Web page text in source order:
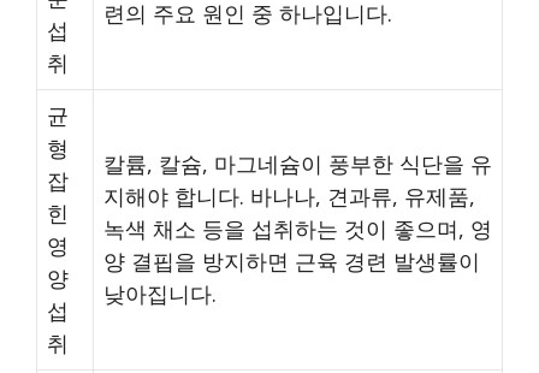
섭
취
련의 주요 원인 중 하나입니다.
균
형
잡
힌
영
양
섭
취
칼륨, 칼슘, 마그네슘이 풍부한 식단을 유
지해야 합니다. 바나나, 견과류, 유제품,
녹색 채소 등을 섭취하는 것이 좋으며, 영
양 결핍을 방지하면 근육 경련 발생률이
낮아집니다.